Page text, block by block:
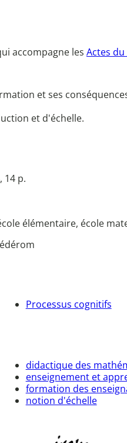
accompagne les Actes du
et ses
et d'échelle.
14 p.
élémentaire, école
Processus cognitifs
didactique des
enseignement et
formation des
notion d'échelle